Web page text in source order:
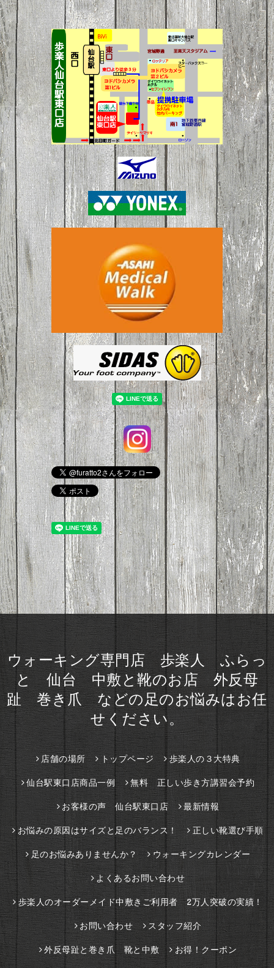
ウォーキング専門店 歩楽人 ふらっ
と 仙台 中敷と靴のお店 外反母
趾 巻き爪 などの足のお悩みはお任
せください。
店舗の場所 トップページ 歩楽人の３大特典
仙台駅東口店商品一例 無料 正しい歩き方講習会予約
お客様の声 仙台駅東口店 最新情報
お悩みの原因はサイズと足のバランス！ 正しい靴選び手順
足のお悩みありませんか？ ウォーキングカレンダー
よくあるお問い合わせ
歩楽人のオーダーメイド中敷きご利用者 2万人突破の実績！
お問い合わせ スタッフ紹介
外反母趾と巻き爪 靴と中敷 お得！クーポン